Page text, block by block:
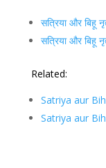
सत्रिया और बिहू
सत्रिया और बिहू
Related:
Satriya aur
Satriya aur